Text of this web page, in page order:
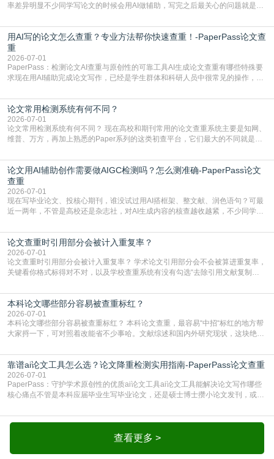
率差异明显不少同学写论文的时候会用AI做辅助，写完之后最关心的问题就是ai
实际情况和大家想的不太一样。AI训练依赖海量公开学术文献、网络内容，生成
内容本质是按照语义概率拼接已有内容，很容易和已发布的作品撞重复，甚至会
直接引用整段已有内容，所以查重率偏高是
用AI写的论文怎么查重？专业方法帮你快速查重！-PaperPass论文查
重
2026-07-01
PaperPass：检测论文AI查重与原创性的可靠工具AI生成论文查重有哪些特殊要
求现在用AI辅助完成论文写作，已经是学生群体和科研人员中很常见的操作，不
但很多人忽略了，AI生成的内容天生带有重复风险——训练AI的数据集本身就包
含大量已公开的学术内容、网络原创内容，AI输出内容时很容易无意识拼接出重
复片
论文常用检测系统有何不同？
2026-07-01
论文常用检测系统有何不同？ 现在高校和期刊常用的论文查重系统主要是知网、
维普、万方，再加上熟悉的Paper系列的这类初查平台，它们最大的不同就是数
查数值误导。知网（CNKI）是学校定稿检测的绝对主流。本科用PMLC，含大学
生联合比对库，能比历届学长论文，硕博用VIP/TMLC，含学术论文联合比对
库，期刊投稿用AMLMC/SML
论文用AI辅助创作需要做AIGC检测吗？怎么测准确-PaperPass论文
查重
2026-07-01
现在写毕业论文、投核心期刊，谁没试过用AI搭框架、整文献、润色语句？可最
近一两年，不管是高校还是杂志社，对AI生成内容的核查越收越紧，不少同学投
真的太亏。提前做AIGC检测，已经成了很多过来人交稿前必做的一步。为什么
AIGC检测成了论文答辩投稿前的必备项？可能还有不少人觉得，我就用AI搭了个
框架，内容都是自己写的，至于做AIG
论文查重时引用部分会被计入重复率？
2026-07-01
论文查重时引用部分会被计入重复率？ 学术论文引用部分会不会被算进重复率，
关键看你格式标得对不对，以及学校查重系统有没有勾选“去除引用文献复制
独占一行，每条文献用[1][2]方括号编号、与正文一一对应，著录项符合GB/T
7714（作者、题名、刊名、年、卷期、页码齐全，标点用半角）；查重系统识别
成功后通常把这段标为引用，
本科论文哪些部分容易被查重标红？
2026-07-01
本科论文哪些部分容易被查重标红？ 本科论文查重，最容易“中招“标红的地方帮
大家捋一下，可对照着改能省不少事哈。文献综述和国内外研究现状，这块绝对
乎一模一样的话，你要是直接复制百度百科、教材或别人写好的综述段落，系统
一抓一个准，整段飘红。研究背景、意义和方法描述也是不可避免，比如“本文采
用问卷调查法““运用SPSS软件进行数据分
靠谱ai论文工具怎么选？论文降重检测实用指南-PaperPass论文查重
2026-07-01
PaperPass：守护学术原创性的优质ai论文工具ai论文工具能解决论文写作哪些
核心痛点不管是本科应届毕业生写毕业论文，还是硕士博士攒小论文发刊，或是
自己逐句读逐句改，熬好几个大夜不说，还经常改不到点上，交上去才发现重复
率超标，再返工太折腾。现在有了成熟的ai论文工具，这些痛点基本都能高效解
决。靠谱的ai论文工具，不止能帮你梳查看更多 >